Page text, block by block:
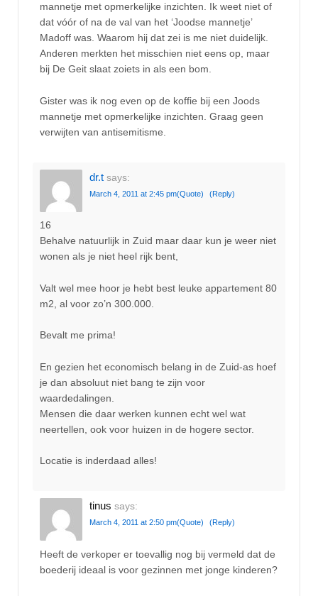
mannetje met opmerkelijke inzichten. Ik weet niet of
dat vóór of na de val van het ‘Joodse mannetje’
Madoff was. Waarom hij dat zei is me niet duidelijk.
Anderen merkten het misschien niet eens op, maar
bij De Geit slaat zoiets in als een bom.
Gister was ik nog even op de koffie bij een Joods
mannetje met opmerkelijke inzichten. Graag geen
verwijten van antisemitisme.
dr.t says:
March 4, 2011 at 2:45 pm(Quote) (Reply)
16
Behalve natuurlijk in Zuid maar daar kun je weer niet
wonen als je niet heel rijk bent,
Valt wel mee hoor je hebt best leuke appartement 80
m2, al voor zo’n 300.000.
Bevalt me prima!
En gezien het economisch belang in de Zuid-as hoef
je dan absoluut niet bang te zijn voor
waardedalingen.
Mensen die daar werken kunnen echt wel wat
neertellen, ook voor huizen in de hogere sector.
Locatie is inderdaad alles!
tinus says:
March 4, 2011 at 2:50 pm(Quote) (Reply)
Heeft de verkoper er toevallig nog bij vermeld dat de
boederij ideaal is voor gezinnen met jonge kinderen?